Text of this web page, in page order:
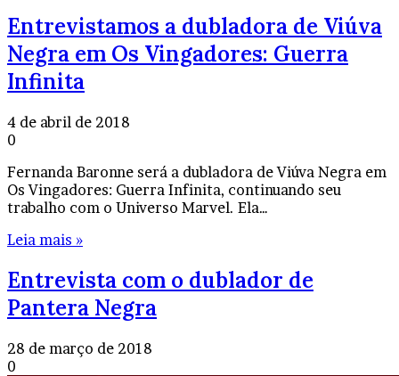
Entrevistamos a dubladora de Viúva
Negra em Os Vingadores: Guerra
Infinita
4 de abril de 2018
0
Fernanda Baronne será a dubladora de Viúva Negra em
Os Vingadores: Guerra Infinita, continuando seu
trabalho com o Universo Marvel. Ela…
Leia mais »
Entrevista com o dublador de
Pantera Negra
28 de março de 2018
0